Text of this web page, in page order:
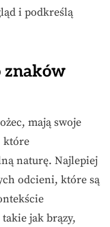
i podkreślą
znaków
mają swoje
które
naturę. Najlepiej
odcieni, które są
jak brązy,